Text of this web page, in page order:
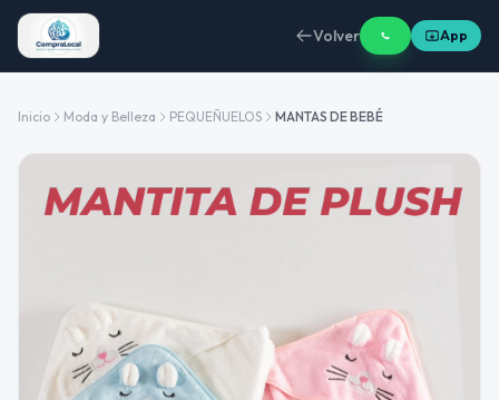
Volver App
Inicio Moda y Belleza PEQUEÑUELOS MANTAS DE BEBÉ